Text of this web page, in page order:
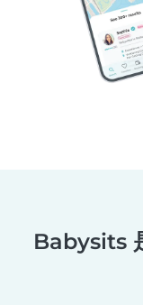
Babysits